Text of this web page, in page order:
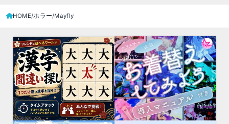
HOME ホラー Mayfly